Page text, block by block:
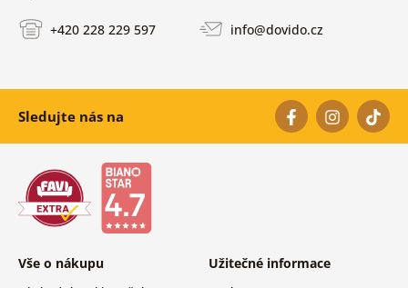
+420 228 229 597 info@dovido.cz
Sledujte nás na
Vše o nákupu Užitečné informace